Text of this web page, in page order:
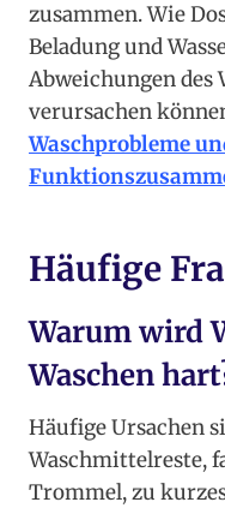
zusammen. Wie
Beladung und
Abweichungen des
verursachen
Waschprobleme
Häufige
Warum wird
Waschen
Häufige Ursachen
Waschmittelreste,
Trommel, zu